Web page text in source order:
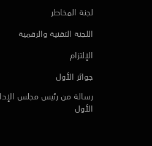
لجنة المخاطر
اللجنة التقنية والرقمية
الإلتزام
جوائز الأول
رسالة من رئيس مجلس
الأول